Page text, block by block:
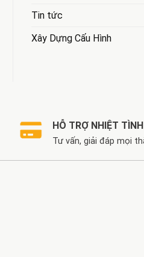
Tin tức
Xây Dựng Cấu Hình
HỖ TRỢ NHIỆT TÌNH
Tư vấn, giải đáp mọi